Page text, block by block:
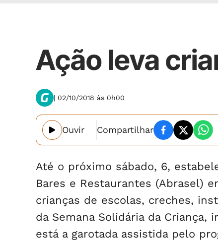
Ação leva
| 02/10/2018 às 0h00
Ouvir Compartilhar
Até o próximo sábado, 6,
Bares e Restaurantes (Abrasel)
crianças de escolas, creches,
da Semana Solidária da
está a garotada assistida pelo